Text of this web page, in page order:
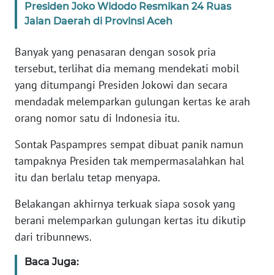
Presiden Joko Widodo Resmikan 24 Ruas
Jalan Daerah di Provinsi Aceh
Banyak yang penasaran dengan sosok pria
tersebut, terlihat dia memang mendekati mobil
yang ditumpangi Presiden Jokowi dan secara
mendadak melemparkan gulungan kertas ke arah
orang nomor satu di Indonesia itu.
Sontak Paspampres sempat dibuat panik namun
tampaknya Presiden tak mempermasalahkan hal
itu dan berlalu tetap menyapa.
Belakangan akhirnya terkuak siapa sosok yang
berani melemparkan gulungan kertas itu dikutip
dari tribunnews.
Baca Juga:
Regional
WN
SUMUT
WN
JAKARTA
JABAR
WN
WN
NTT